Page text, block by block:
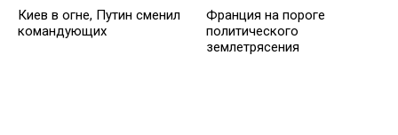
Киев в огне, Путин сменил
командующих
Франция на пороге
политического
землетрясения